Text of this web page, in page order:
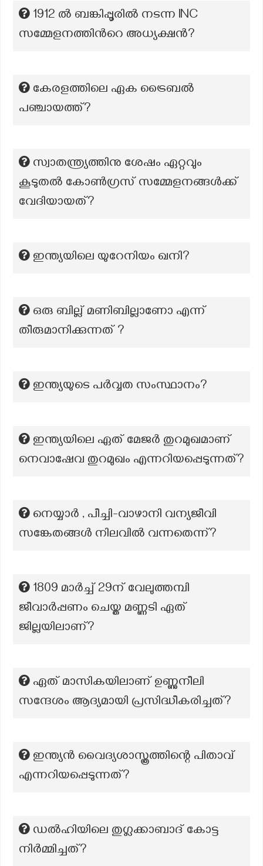
1912 ല്‍ ബങ്കിപ്പൂരില്‍ നടന്ന INC
സമ്മേളനത്തിന്‍റെ അധ്യക്ഷന്‍?
കേരളത്തിലെ ഏക ട്രൈബല്‍
പഞ്ചായത്ത്?
സ്വാതന്ത്ര്യത്തിനു ശേഷം ഏറ്റവും
കൂടുതൽ കോൺഗ്രസ് സമ്മേളനങ്ങൾക്ക്
വേദിയായത്?
ഇന്ത്യയിലെ യുറേനിയം ഖനി?
ഒരു ബില്ല് മണിബില്ലാണോ എന്ന്
തീരുമാനിക്കുന്നത് ?
ഇന്ത്യയുടെ പര്‍വ്വത സംസ്ഥാനം?
ഇന്ത്യയിലെ ഏത് മേജർ തുറമുഖമാണ്
നെവാഷേവ തുറമുഖം എന്നറിയപ്പെടുന്നത്?
നെയ്യാർ , പീച്ചി-വാഴാനി വന്യജീവി
സങ്കേതങ്ങൾ നിലവിൽ വന്നതെന്ന്?
1809 മാർച്ച് 29ന് വേലുത്തമ്പി
ജീവാർപ്പണം ചെയ്ത മണ്ണടി ഏത്
ജില്ലയിലാണ്?
ഏത് മാസികയിലാണ് ഉണ്ണുനീലി
സന്ദേശം ആദ്യമായി പ്രസിദ്ധീകരിച്ചത്?
ഇന്ത്യൻ വൈദ്യശാസ്ത്രത്തിന്റെ പിതാവ്
എന്നറിയപ്പെടുന്നത്?
ഡൽഹിയിലെ തുഗ്ലക്കാബാദ് കോട്ട
നിർമ്മിച്ചത്?